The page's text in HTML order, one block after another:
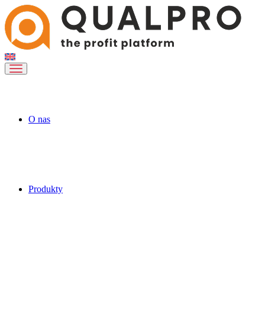
O nas
Produkty